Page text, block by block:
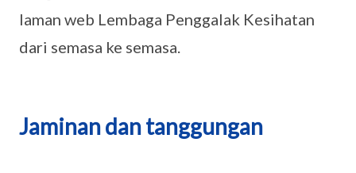
laman web Lembaga Penggalak Kesihatan
dari semasa ke semasa.
Jaminan dan tanggungan